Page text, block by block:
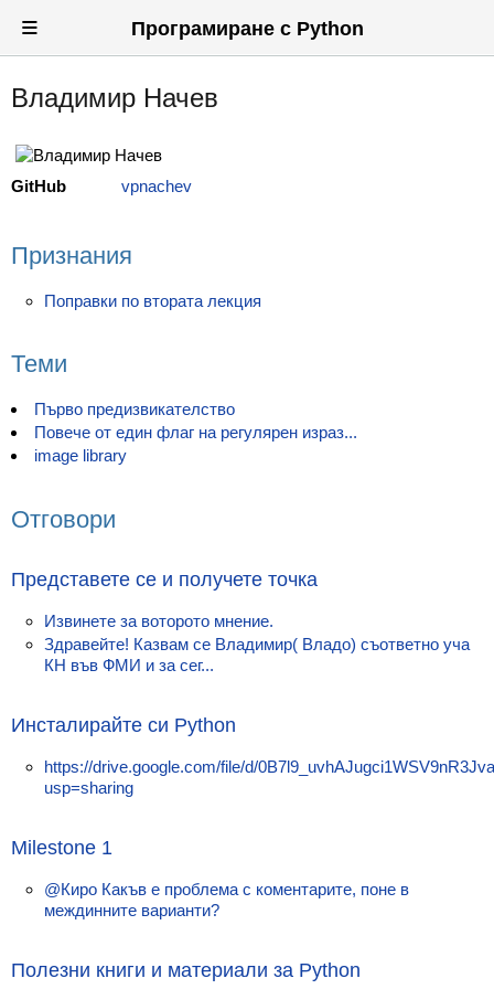
Вход
Регистрация
Новини
Хитринки
Форуми
Потребители
≡ Програмиране с Python
Владимир Начев
GitHub vpnachev
Признания
Поправки по втората лекция
Теми
Първо предизвикателство
Повече от един флаг на регулярен израз...
image library
Отговори
Представете се и получете точка
Извинете за воторото мнение.
Здравейте! Казвам се Владимир( Владо) съответно уча
КН във ФМИ и за сег...
Инсталирайте си Python
https://drive.google.com/file/d/
usp=sharing
Milestone 1
@Киро Какъв е проблема с коментарите, поне в
междинните варианти?
Полезни книги и материали за Python